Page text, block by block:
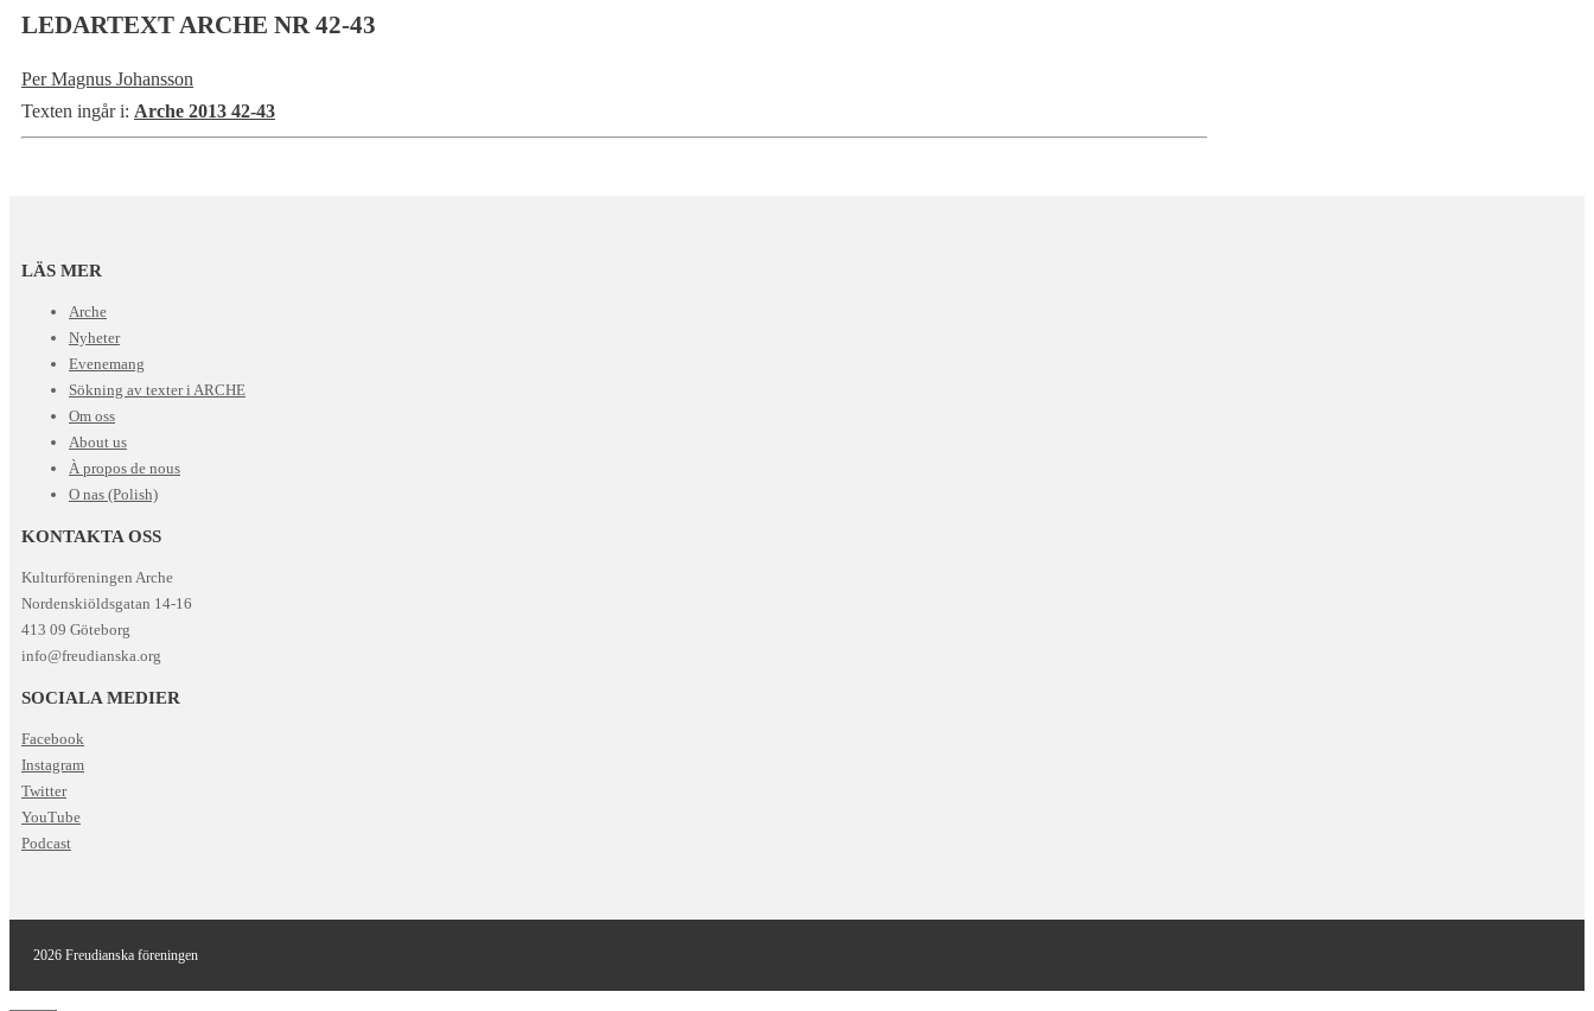
LEDARTEXT ARCHE NR 42-43
Per Magnus Johansson
Texten ingår i: Arche 2013 42-43
LÄS MER
Arche
Nyheter
Evenemang
Sökning av texter i ARCHE
Om oss
About us
À propos de nous
O nas (Polish)
KONTAKTA OSS
Kulturföreningen Arche
Nordenskiöldsgatan 14-16
413 09 Göteborg
info@freudianska.org
SOCIALA MEDIER
Facebook
Instagram
Twitter
YouTube
Podcast
2026 Freudianska föreningen